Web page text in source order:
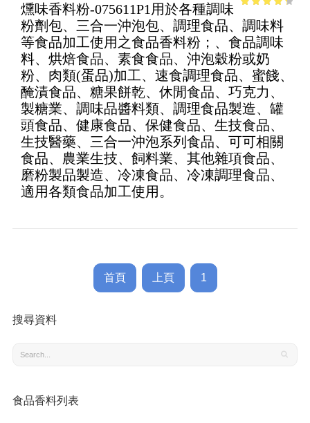
of 5
燻味香料粉-075611P1用於各種調味
粉劑包、三合一沖泡包、調理食品、調味料
等食品加工使用之食品香料粉；、食品調味
料、烘焙食品、素食食品、沖泡穀粉或奶
粉、肉類(蛋品)加工、速食調理食品、蜜餞、
醃漬食品、糖果餅乾、休閒食品、巧克力、
製糖業、調味品醬料類、調理食品製造、罐
頭食品、健康食品、保健食品、生技食品、
生技醫藥、三合一沖泡系列食品、可可相關
食品、農業生技、飼料業、其他雜項食品、
磨粉製品製造、冷凍食品、冷凍調理食品、
適用各類食品加工使用。
首頁 上頁 1
搜尋資料
食品香料列表